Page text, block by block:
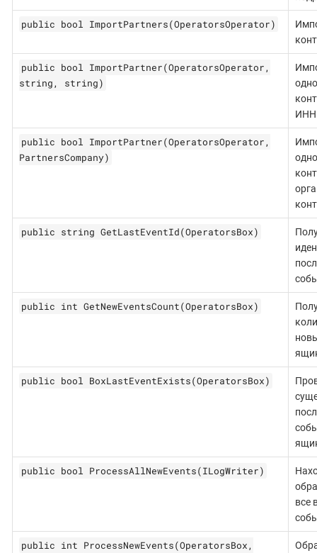
public bool ImportPartners(OperatorsOperator)
public bool ImportPartner(OperatorsOperator,
string, string)
ИНН
public bool ImportPartner(OperatorsOperator,
PartnersCompany)
public string GetLastEventId(OperatorsBox)
public int GetNewEventsCount(OperatorsBox)
public bool BoxLastEventExists(OperatorsBox)
public bool ProcessAllNewEvents(ILogWriter)
все
public int ProcessNewEvents(OperatorsBox,